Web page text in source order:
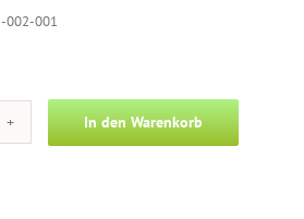
002-001
In den Warenkorb